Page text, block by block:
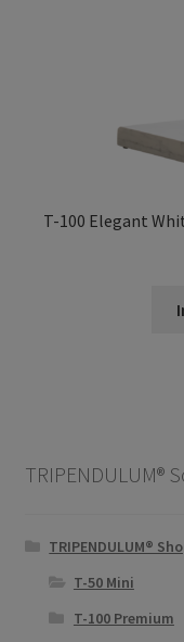
T-100 Elegant
TRIPENDULUM®
TRIPENDULUM®
T-50 Mini
T-100 Premium